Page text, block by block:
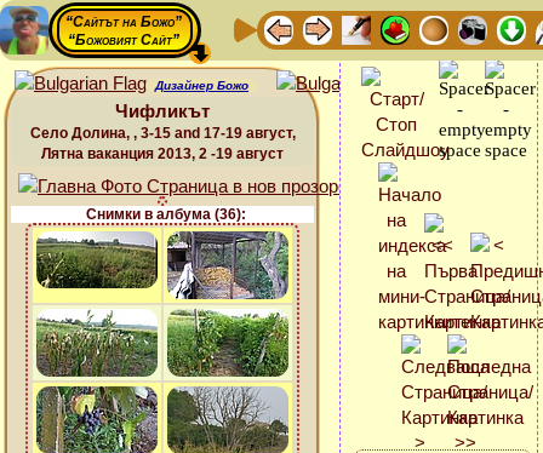
“Сайтът на Божо”
“Божовият Сайт”
Дизайнер Божо
Чифликът
Село Долина, , 3-15 and 17-19 август,
Лятна ваканция 2013, 2 -19 август
Снимки в албума (36):